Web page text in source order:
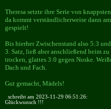
Theresa setzte ihre Serie von
da kommt verständlicherweise dann
gespielt!
Bis hierher Zwischenstand also 5:3
3. Satz, ließ aber anschließend beim
trocken, glattes 3:0 gegen Noske.
Dach und Fach.
Gut gemacht, Mädels!
schreibt am 2023-11-29 06:51:26:
Glückwunsch !!!